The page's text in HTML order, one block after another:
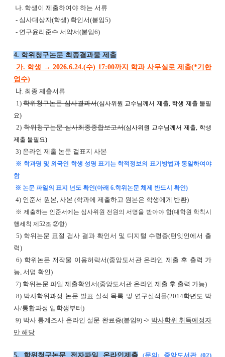
나. 학생이 제출하여야 하는 서류
- 심사대상자(학생) 확인서(붙임5)
- 연구윤리준수 서약서(붙임6)
4. 학위청구논문 최종결과물 제출
가. 학생 → 2026.6.24.(수) 17:00까지 학과 사무실로 제출(*기한
엄수)
나 . 최종 제출서류
1) 학위청구논문 심사결과서(심사위원 교수님께서 제출, 학생 제출 불필
요)
2) 학위청구논문 심사최종종합보고서(심사위원 교수님께서 제출, 학생
제출 불필요)
3) 온라인 제출 논문 겉표지 사본
※ 학과명 및 외국인 학생 성명 표기는 학적정보의 표기방법과 동일하여야
함
※ 논문 파일의 표지 년도 확인(아래 6.학위논문 체제 반드시 확인)
4) 인준서 원본, 사본 (학과에 제출하고 원본은 학생에게 반환)
※ 제출하는 인준서에는 심사위원 전원의 서명을 받아야 함(대학원 학칙시
행세칙 제52조 ②항)
5) 학위논문 표절 검사 결과 확인서 및 디지털 수령증(턴잇인에서 출
력)
6) 학위논문 저작물 이용허락서(중앙도서관 온라인 제출 후 출력 가
능, 서명 확인)
7) 학위논문 파일 제출확인서(중앙도서관 온라인 제출 후 출력 가능)
8) 박사학위과정 논문 발표 실적 목록 및 연구실적물(2014학년도 박
사/통합과정 입학생부터)
9) 박사 통계조사 온라인 설문 완료증(붙임9) -> 박사학위 취득예정자
만 해당
5. 학위청구논문 전자파일 온라인제출 (문의: 중앙도서관 (02)